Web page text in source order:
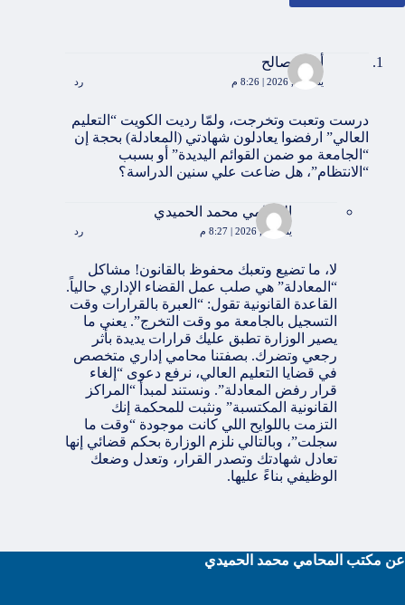
أحمد صالح
يناير 26, 2026 | 8:26 م رد
درست وتعبت وتخرجت، ولمّا رديت الكويت “التعليم
العالي” ارفضوا يعادلون شهادتي (المعادلة) بحجة إن
“الجامعة مو ضمن القوائم اليديدة” أو بسبب
“الانتظام”، هل ضاعت علي سنين الدراسة؟
المحامي محمد الحميدي
يناير 26, 2026 | 8:27 م رد
لا، ما تضيع وتعبك محفوظ بالقانون! مشاكل
“المعادلة” هي صلب عمل القضاء الإداري حالياً.
القاعدة القانونية تقول: “العبرة بالقرارات وقت
التسجيل بالجامعة مو وقت التخرج”. يعني ما
يصير الوزارة تطبق عليك قرارات يديدة بأثر
رجعي وتضرك. بصفتنا محامي إداري متخصص
في قضايا التعليم العالي، نرفع دعوى “إلغاء
قرار رفض المعادلة”. ونستند لمبدأ “المراكز
القانونية المكتسبة” ونثبت للمحكمة إنك
التزمت باللوايح اللي كانت موجودة “وقت ما
سجلت”، وبالتالي نلزم الوزارة بحكم قضائي إنها
تعادل شهادتك وتصدر القرار، وتعدل وضعك
الوظيفي بناءً عليها.
عن مكتب المحامي محمد الحميدي